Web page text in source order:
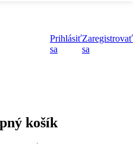
Prihlásiť
sa
Zaregistrovať
sa
košík